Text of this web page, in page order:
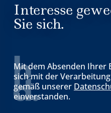
Interesse
Sie sich.
Mit dem Absenden Ihrer
sich mit der
gemäß unserer
einverstanden.